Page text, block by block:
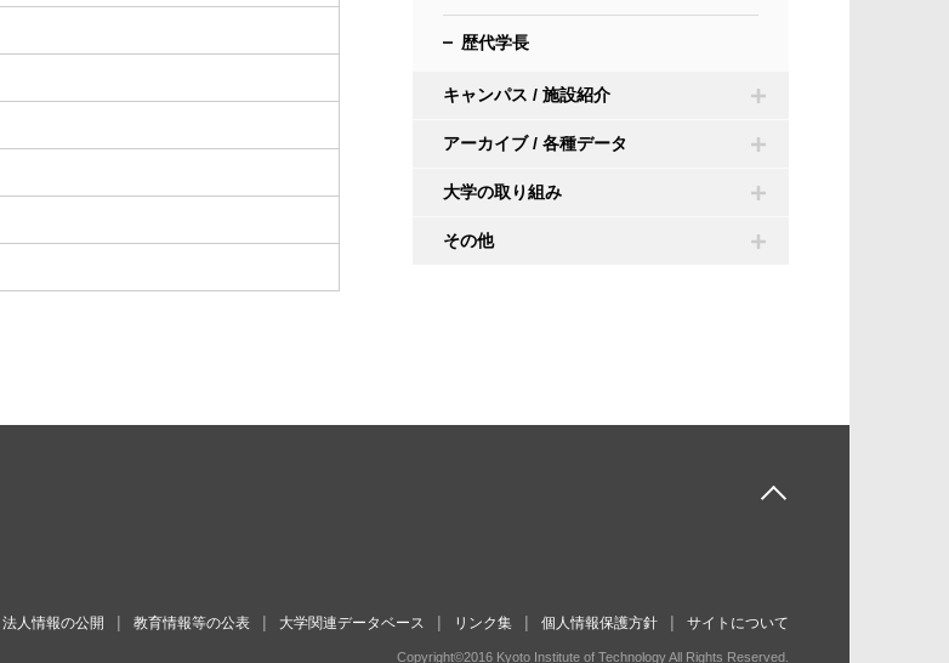
歴代学長
キャンパス / 施設紹介
アーカイブ / 各種データ
大学の取り組み
その他
法人情報の公開 教育情報等の公表 大学関連データベース リンク集 個人情報保護方針 サイトについて
Copyright©2016 Kyoto Institute of Technology All Rights Reserved.